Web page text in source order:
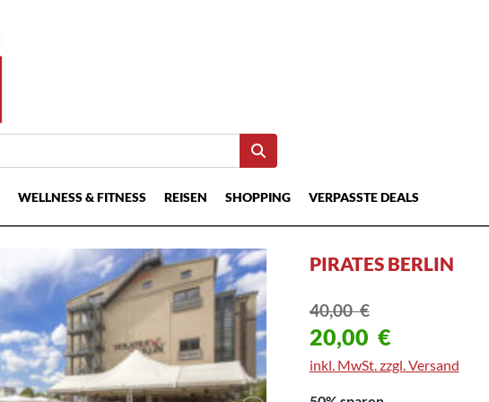
WELLNESS & FITNESS REISEN SHOPPING VERPASSTE DEALS
PIRATES BERLIN
40,00€
20,00 €
inkl. MwSt. zzgl. Versand